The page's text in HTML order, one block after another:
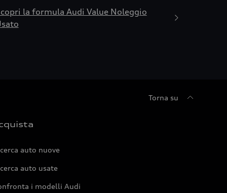
la formula Audi Value Noleggio
Torna su
auto nuove
auto usate
i modelli Audi